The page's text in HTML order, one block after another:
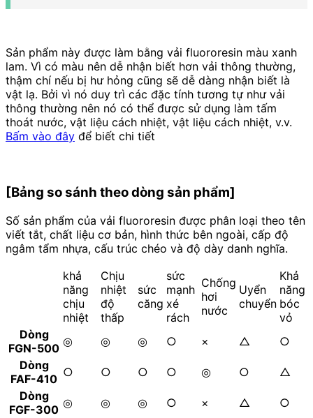
Sản phẩm này được làm bằng vải fluororesin màu xanh
lam. Vì có màu nên dễ nhận biết hơn vải thông thường,
thậm chí nếu bị hư hỏng cũng sẽ dễ dàng nhận biết là
vật lạ. Bởi vì nó duy trì các đặc tính tương tự như vải
thông thường nên nó có thể được sử dụng làm tấm
thoát nước, vật liệu cách nhiệt, vật liệu cách nhiệt, v.v.
Bấm vào đây để biết chi tiết
[Bảng so sánh theo dòng sản phẩm]
Số sản phẩm của vải fluororesin được phân loại theo tên
viết tắt, chất liệu cơ bản, hình thức bên ngoài, cấp độ
ngâm tẩm nhựa, cấu trúc chéo và độ dày danh nghĩa.
khả
năng
chịu
nhiệt
Chịu
nhiệt
độ
thấp
sức
căng
sức
mạnh
xé
rách
Chống
hơi
nước
Uyển
chuyển
Khả
năng
bóc
vỏ
Dòng
FGN-500 ◎ ◎ ◎ ○ × △
○
Dòng
FAF-410 ○ ○ ○ ○ ◎ ○
△
Dòng
FGF-300 ◎ ◎ ◎ ○ × △
○